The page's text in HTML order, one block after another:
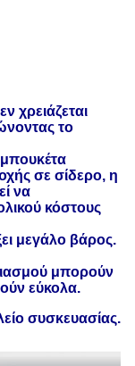
χρειάζεται
το
σε σίδερο, η
να
κόστους
μεγάλο βάρος.
μπορούν
εύκολα.
συσκευασίας.